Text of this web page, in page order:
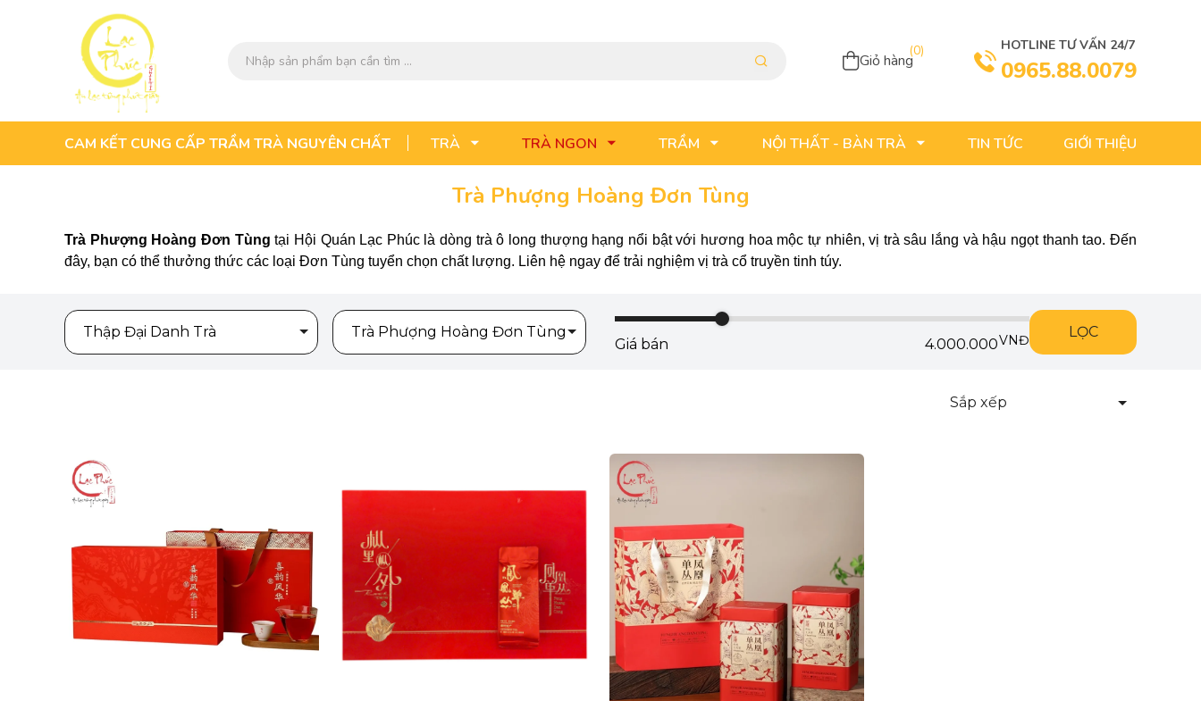
Giỏ hàng
(0) HOTLINE TƯ VẤN 24/7
0965.88.0079
CAM KẾT CUNG CẤP TRẦM TRÀ NGUYÊN CHẤT TRÀ TRÀ NGON TRẦM NỘI THẤT - BÀN TRÀ TIN TỨC GIỚI THIỆU
Trà Phượng Hoàng Đơn Tùng
Trà Phượng Hoàng Đơn Tùng tại Hội Quán Lạc Phúc là dòng trà ô long thượng hạng nổi bật với hương hoa mộc tự nhiên, vị trà sâu lắng và hậu ngọt thanh tao. Đến
đây, bạn có thể thưởng thức các loại Đơn Tùng tuyển chọn chất lượng. Liên hệ ngay để trải nghiệm vị trà cổ truyền tinh túy.
Thập Đại Danh Trà Trà Phượng Hoàng Đơn Tùng
Giá bán 4.000.000VNĐ
LỌC
Sắp xếp